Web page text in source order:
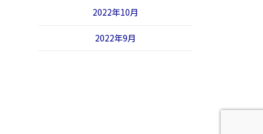
2022年10月
2022年9月